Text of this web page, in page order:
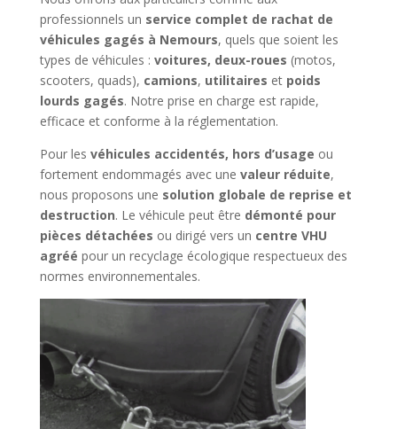
professionnels un service complet de rachat de
véhicules gagés à Nemours, quels que soient les
types de véhicules : voitures, deux-roues (motos,
scooters, quads), camions, utilitaires et poids
lourds gagés. Notre prise en charge est rapide,
efficace et conforme à la réglementation.
Pour les véhicules accidentés, hors d’usage ou
fortement endommagés avec une valeur réduite,
nous proposons une solution globale de reprise et
destruction. Le véhicule peut être démonté pour
pièces détachées ou dirigé vers un centre VHU
agréé pour un recyclage écologique respectueux des
normes environnementales.